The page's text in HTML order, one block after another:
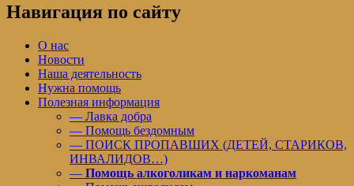
Навигация по сайту
О нас
Новости
Наша деятельность
Нужна помощь
Полезная информация
— Лавка добра
— Помощь бездомным
— ПОИСК ПРОПАВШИХ (ДЕТЕЙ, СТАРИКОВ,
ИНВАЛИДОВ…)
— Помощь алкоголикам и наркоманам